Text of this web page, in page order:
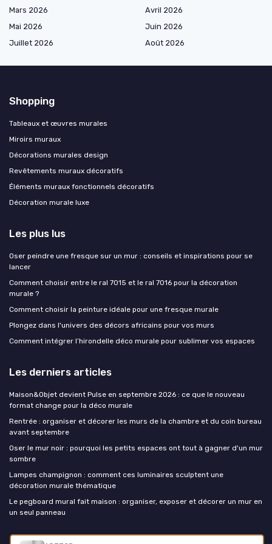
Mars 2026
Avril 2026
Mai 2026
Juin 2026
Juillet 2026
Août 2026
Shopping
Tableaux et œuvres murales
Miroirs muraux
Décorations murales design
Revêtements muraux décoratifs
Éléments muraux fonctionnels décoratifs
Décoration murale luxe
Les plus lus
Oser peindre une fresque sur un mur : conseils et inspirations pour se
lancer
Comment choisir entre le ral 7015 et le ral 7016 pour la décoration
murale ?
Comment choisir la peinture idéale pour une fresque murale
Plongez dans l'univers des décors africains pour vos murs
Comment intégrer l’hirondelle déco murale pour sublimer vos espaces
Les derniers articles
Maison&Objet devient Pulse en septembre 2026 : ce que le nouveau
format change pour la déco murale
Rentrée : organiser et décorer les murs de la chambre et du coin bureau
avant septembre
Oser le mur noir : pourquoi les petits espaces ont tout à gagner d'un mur
sombre
Lampes champignon : comment ces luminaires sculptent une
décoration murale thématique
Le pegboard mural fait maison : organiser, exposer et décorer un mur en
un seul panneau